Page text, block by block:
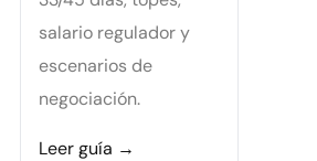
salario regulador y
escenarios de
negociación.
Leer guía →